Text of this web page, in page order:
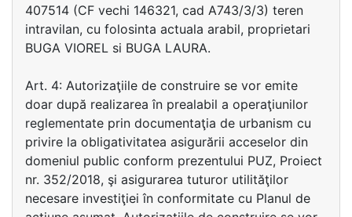
407514 (CF vechi 146321, cad A743/3/3) teren
intravilan, cu folosinta actuala arabil, proprietari
BUGA VIOREL si BUGA LAURA.
Art. 4: Autorizaţiile de construire se vor emite
doar după realizarea în prealabil a operaţiunilor
reglementate prin documentaţia de urbanism cu
privire la obligativitatea asigurării acceselor din
domeniul public conform prezentului PUZ, Proiect
nr. 352/2018, şi asigurarea tuturor utilităţilor
necesare investiţiei în conformitate cu Planul de